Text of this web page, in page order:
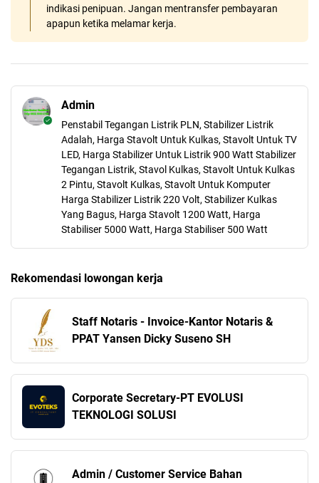
indikasi penipuan. Jangan mentransfer pembayaran
apapun ketika melamar kerja.
Admin
Penstabil Tegangan Listrik PLN, Stabilizer Listrik
Adalah, Harga Stavolt Untuk Kulkas, Stavolt Untuk TV
LED, Harga Stabilizer Untuk Listrik 900 Watt Stabilizer
Tegangan Listrik, Stavol Kulkas, Stavolt Untuk Kulkas
2 Pintu, Stavolt Kulkas, Stavolt Untuk Komputer
Harga Stabilizer Listrik 220 Volt, Stabilizer Kulkas
Yang Bagus, Harga Stavolt 1200 Watt, Harga
Stabiliser 5000 Watt, Harga Stabiliser 500 Watt
Rekomendasi lowongan kerja
Staff Notaris - Invoice-Kantor Notaris &
PPAT Yansen Dicky Suseno SH
Corporate Secretary-PT EVOLUSI
TEKNOLOGI SOLUSI
Admin / Customer Service Bahan